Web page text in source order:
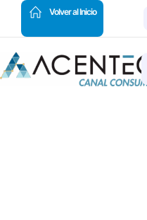
Volver al Inicio